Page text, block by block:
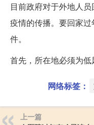
目前政府对于外地人
疫情的传播。要回家
件。
首先，所在地必须为
网络标签：
上一篇